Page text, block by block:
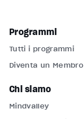
Programmi
Tutti i programmi
Diventa un Membro
Chi siamo
Mindvalley